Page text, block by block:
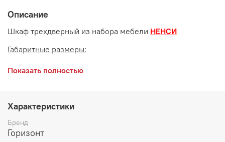
Описание
Шкаф трехдверный из набора мебели НЕНСИ
Габаритные размеры:
длина 1500 мм
высота 2000 мм
Возможные расцветки:
МДФ Белый глянец/ЛДСП Дуб Венге
Показать полностью
Характеристики
Бренд
Горизонт